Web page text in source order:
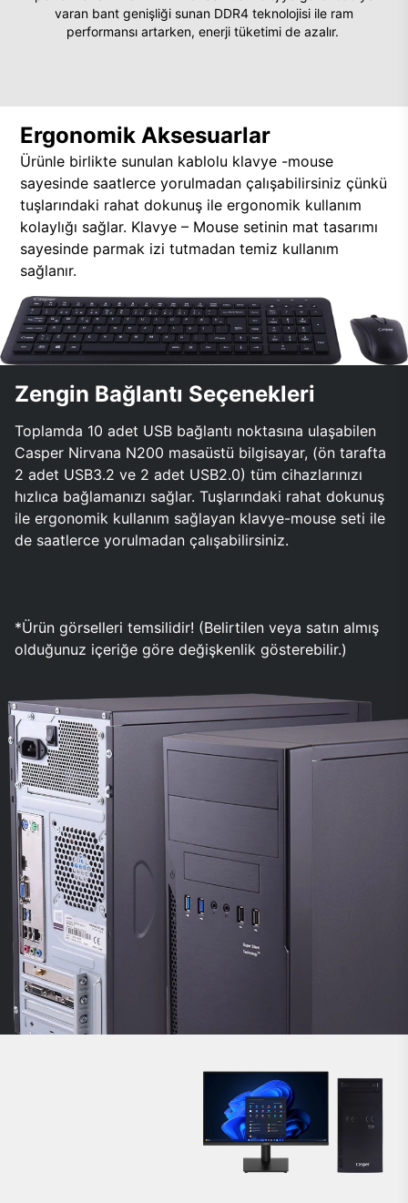
varan bant genişliği sunan DDR4 teknolojisi ile ram
performansı artarken, enerji tüketimi de azalır.
Ergonomik Aksesuarlar
Ürünle birlikte sunulan kablolu klavye -mouse
sayesinde saatlerce yorulmadan çalışabilirsiniz çünkü
tuşlarındaki rahat dokunuş ile ergonomik kullanım
kolaylığı sağlar. Klavye – Mouse setinin mat tasarımı
sayesinde parmak izi tutmadan temiz kullanım
sağlanır.
Zengin Bağlantı Seçenekleri
Toplamda 10 adet USB bağlantı noktasına ulaşabilen
Casper Nirvana N200 masaüstü bilgisayar, (ön tarafta
2 adet USB3.2 ve 2 adet USB2.0) tüm cihazlarınızı
hızlıca bağlamanızı sağlar. Tuşlarındaki rahat dokunuş
ile ergonomik kullanım sağlayan klavye-mouse seti ile
de saatlerce yorulmadan çalışabilirsiniz.
*Ürün görselleri temsilidir! (Belirtilen veya satın almış
olduğunuz içeriğe göre değişkenlik gösterebilir.)